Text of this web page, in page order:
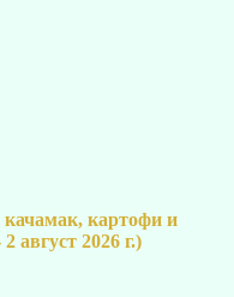
картофи и
август 2026 г.)